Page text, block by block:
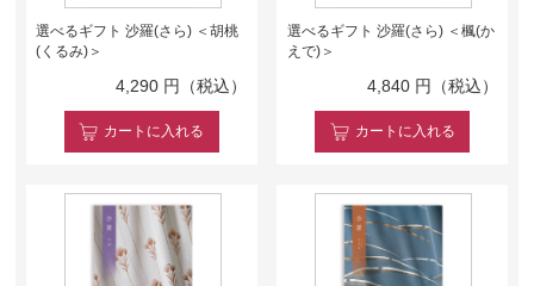
選べるギフト 沙羅(さら) ＜胡桃
(くるみ)＞
4,290 円（税込）
カート に入れる
選べるギフト 沙羅(さら) ＜楓(か
えで)＞
4,840 円（税込）
カート に入れる